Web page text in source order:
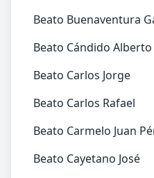
Beato Buenaventura
Beato Cándido Alberto
Beato Carlos Jorge
Beato Carlos Rafael
Beato Carmelo Juan
Beato Cayetano José